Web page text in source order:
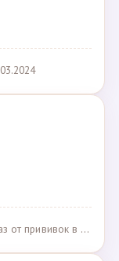
в роддоме · 07.05.2022